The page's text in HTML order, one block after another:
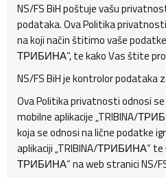
NS/FS BiH poštuje vašu
podataka. Ova Politika
na koji način štitimo vaše
ТРИБИНА“, te kako Vas štite
NS/FS BiH je kontrolor podataka
Ova Politika privatnosti odnosi
mobilne aplikacije „TRIBINA/
koja se odnosi na lične podatke
aplikaciji „TRIBINA/ТРИБИНА“ te
ТРИБИНА“ na web stranici NS/